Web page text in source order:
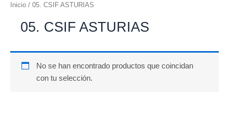
Inicio / 05. CSIF ASTURIAS
05. CSIF ASTURIAS
No se han encontrado productos que coincidan
con tu selección.